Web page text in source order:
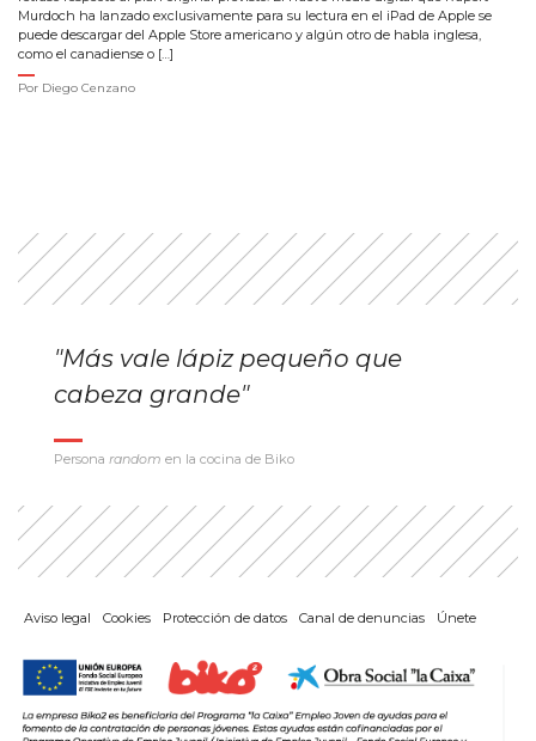
Murdoch ha lanzado exclusivamente para su lectura en el iPad de Apple se
puede descargar del Apple Store americano y algún otro de habla inglesa,
como el canadiense o […]
Por Diego Cenzano
"Más vale lápiz pequeño que
cabeza grande"
Persona random en la cocina de Biko
Aviso legal Cookies Protección de datos Canal de denuncias Únete